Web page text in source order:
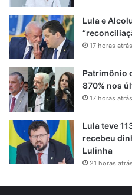
Lula e
17 horas atrás
Patrimônio
870% nos
17 horas atrás
Lula teve
recebeu
Lulinha
21 horas atrás